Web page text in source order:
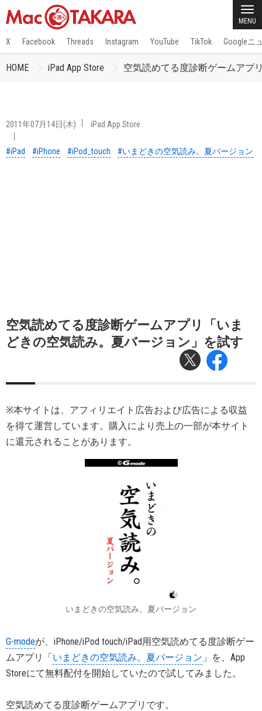
MENU
X Facebook Threads Instagram YouTube TikTok Googleニ
HOME iPad App Store 空気読めてる度診断ゲームアプ
2011年07月14日(木) iPad App Store
#iPad #iPhone #iPod_touch #いまどきの空気読み。夏バージョン
空気読めてる度診断ゲームアプリ「いま
どきの空気読み。夏バージョン」を試す
※本サイトは、アフィリエイト広告および広告による収益
を得て運営しています。購入により売上の一部が本サイト
に還元されることがあります。
いまどきの空気読み。夏バージョン
G-modeが、iPhone/iPod touch/iPad用空気読めてる度診断ゲー
ムアプリ「いまどきの空気読み。夏バージョン 」を、App
Storeにて無料配付を開始していたので試してみました。
空気読めてる度診断ゲームアプリです。